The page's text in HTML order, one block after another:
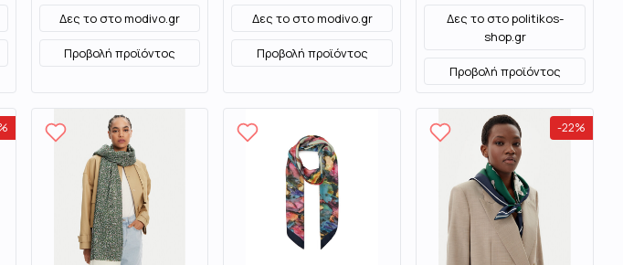
Δες το στοmodivo.gr
Προβολή προϊόντος
Δες το στοmodivo.gr
Προβολή προϊόντος
Δες το στοpolitikos-
shop.gr
Προβολή προϊόντος
-22%